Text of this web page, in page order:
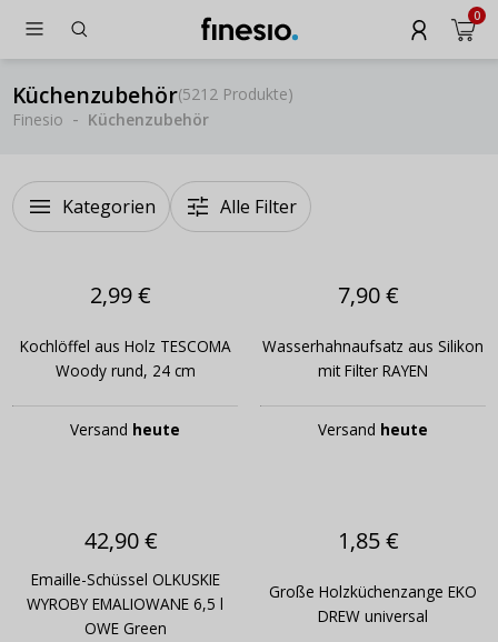
0
Küchenzubehör(5212 Produkte)
Finesio
Küchenzubehör
Kategorien Alle Filter
2,99 €
Kochlöffel aus Holz TESCOMA
Woody rund, 24 cm
Versand heute
7,90 €
Wasserhahnaufsatz aus Silikon
mit Filter RAYEN
Versand heute
42,90 €
Emaille-Schüssel OLKUSKIE
WYROBY EMALIOWANE 6,5 l
OWE Green
1,85 €
Große Holzküchenzange EKO
DREW universal